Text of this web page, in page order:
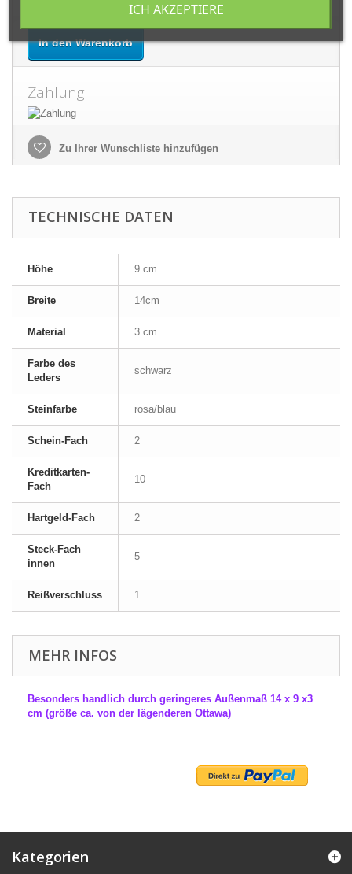
In den Warenkorb
Zahlung
Zu Ihrer Wunschliste hinzufügen
TECHNISCHE DATEN
Höhe 9 cm
Breite 14cm
Material 3 cm
Farbe des
Leders
schwarz
Steinfarbe rosa/blau
Schein-Fach 2
Kreditkarten-
Fach
10
Hartgeld-Fach 2
Steck-Fach
innen
5
Reißverschluss 1
MEHR INFOS
Besonders handlich durch geringeres Außenmaß 14 x 9 x3
cm (größe ca. von der lägenderen Ottawa)
Kategorien
ICH AKZEPTIERE